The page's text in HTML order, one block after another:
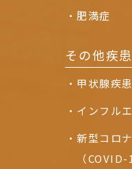
肥満症
その他疾患
甲状腺疾患
インフル
新型コロ
（COVID-